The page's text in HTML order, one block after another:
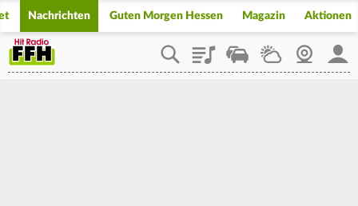
Nachrichten Guten Morgen Hessen Magazin Aktionen
PlaylistStaupilotWetterWebcam